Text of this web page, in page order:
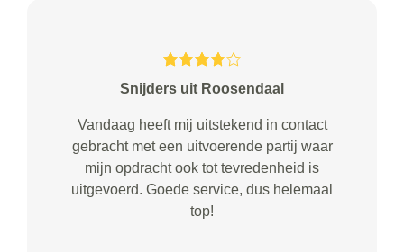
Snijders uit Roosendaal
Vandaag heeft mij uitstekend in contact
gebracht met een uitvoerende partij waar
mijn opdracht ook tot tevredenheid is
uitgevoerd. Goede service, dus helemaal
top!